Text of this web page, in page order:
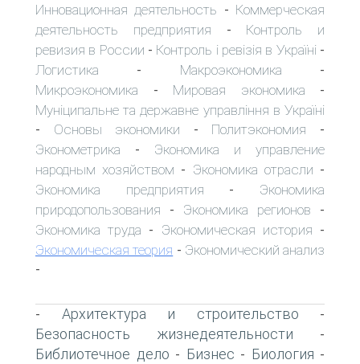
Инновационная деятельность - Коммерческая
деятельность предприятия - Контроль и
ревизия в России - Контроль і ревізія в Україні -
Логистика - Макроэкономика -
Микроэкономика - Мировая экономика -
Муніципальне та державне управління в Україні
- Основы экономики - Политэкономия -
Эконометрика - Экономика и управление
народным хозяйством - Экономика отрасли -
Экономика предприятия - Экономика
природопользования - Экономика регионов -
Экономика труда - Экономическая история -
Экономическая теория - Экономический анализ
-
- Архитектура и строительство -
Безопасность жизнедеятельности -
Библиотечное дело - Бизнес - Биология -